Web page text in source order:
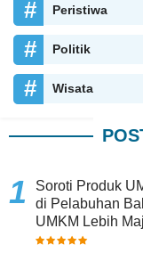
Peristiwa
Politik
Wisata
Soroti Produk
di Pelabuhan
UMKM Lebih